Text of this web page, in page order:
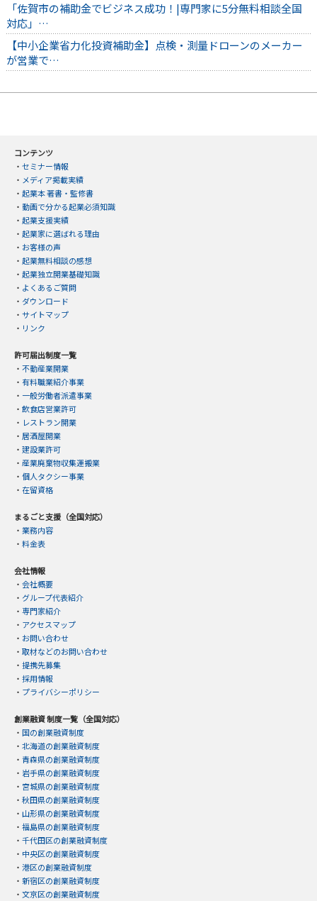
「佐賀市の補助金でビジネス成功！|専門家に5分無料相談全国
対応」…
【中小企業省力化投資補助金】点検・測量ドローンのメーカー
が営業で…
コンテンツ
・ セミナー情報
・ メディア掲載実績
・ 起業本 著書・監修書
・ 動画で分かる起業必須知識
・ 起業支援実績
・ 起業家に選ばれる理由
・ お客様の声
・ 起業無料相談の感想
・ 起業独立開業基礎知識
・ よくあるご質問
・ ダウンロード
・ サイトマップ
・ リンク
許可届出制度一覧
・ 不動産業開業
・ 有料職業紹介事業
・ 一般労働者派遣事業
・ 飲食店営業許可
・ レストラン開業
・ 居酒屋開業
・ 建設業許可
・ 産業廃棄物収集運搬業
・ 個人タクシー事業
・ 在留資格
まるごと支援（全国対応）
・ 業務内容
・ 料金表
会社情報
・ 会社概要
・ グループ代表紹介
・ 専門家紹介
・ アクセスマップ
・ お問い合わせ
・ 取材などのお問い合わせ
・ 提携先募集
・ 採用情報
・ プライバシーポリシー
創業融資 制度一覧（全国対応）
・ 国の創業融資制度
・ 北海道の創業融資制度
・ 青森県の創業融資制度
・ 岩手県の創業融資制度
・ 宮城県の創業融資制度
・ 秋田県の創業融資制度
・ 山形県の創業融資制度
・ 福島県の創業融資制度
・ 千代田区の創業融資制度
・ 中央区の創業融資制度
・ 港区の創業融資制度
・ 新宿区の創業融資制度
・ 文京区の創業融資制度